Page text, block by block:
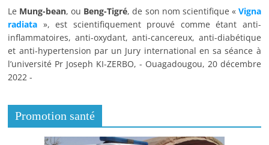
Le Mung-bean, ou Beng-Tigré, de son nom scientifique « Vigna
radiata », est scientifiquement prouvé comme étant anti-
inflammatoires, anti-oxydant, anti-cancereux, anti-diabétique
et anti-hypertension par un Jury international en sa séance à
l’université Pr Joseph KI-ZERBO, - Ouagadougou, 20 décembre
2022 -
Promotion santé